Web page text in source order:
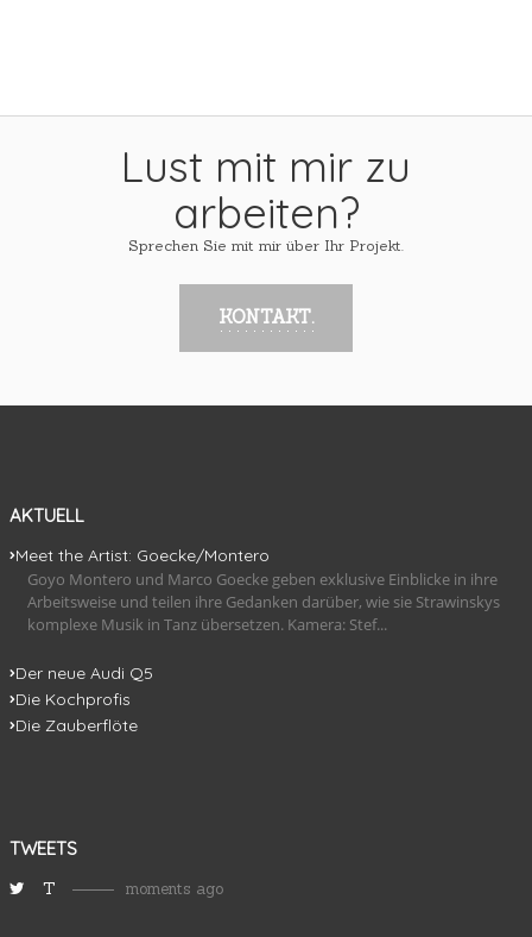
Lust mit mir zu
arbeiten?
Sprechen Sie mit mir über Ihr Projekt.
KONTAKT.
AKTUELL
Meet the Artist: Goecke/Montero
Goyo Montero und Marco Goecke geben exklusive Einblicke in ihre
Arbeitsweise und teilen ihre Gedanken darüber, wie sie Strawinskys
komplexe Musik in Tanz übersetzen. Kamera: Stef...
Der neue Audi Q5
Die Kochprofis
Die Zauberflöte
TWEETS
T moments ago